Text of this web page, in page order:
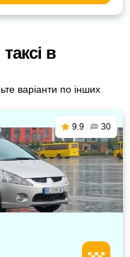
в
варіанти по інших
9.9 30